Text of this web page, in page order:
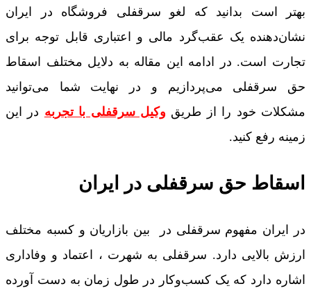
بهتر است بدانید که لغو سرقفلی فروشگاه در ایران
نشان‌دهنده یک عقب‌گرد مالی و اعتباری قابل توجه برای
تجارت است. در ادامه این مقاله به دلایل مختلف اسقاط
حق سرقفلی می‌پردازیم و در نهایت شما می‌توانید
مشکلات خود را از طریق وکیل سرقفلی با تجربه در این
زمینه رفع کنید.
اسقاط حق سرقفلی در ایران
در ایران مفهوم سرقفلی در بین بازاریان و کسبه مختلف
ارزش بالایی دارد. سرقفلی به شهرت ، اعتماد و وفاداری
اشاره دارد که یک کسب‌وکار در طول زمان به دست آورده